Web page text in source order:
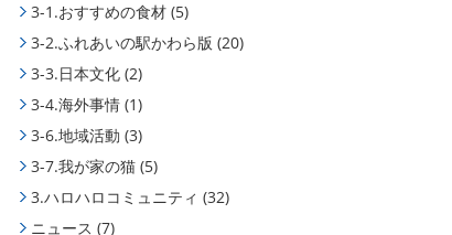
3-1.おすすめの食材 (5)
3-2.ふれあいの駅かわら版 (20)
3-3.日本文化 (2)
3-4.海外事情 (1)
3-6.地域活動 (3)
3-7.我が家の猫 (5)
3.ハロハロコミュニティ (32)
ニュース (7)